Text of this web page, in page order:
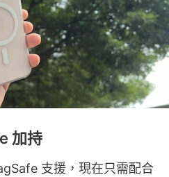
加持
支援，現在只需配合